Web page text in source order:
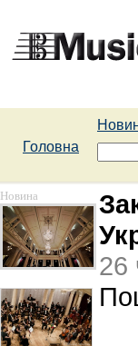
Головна
Новина
26